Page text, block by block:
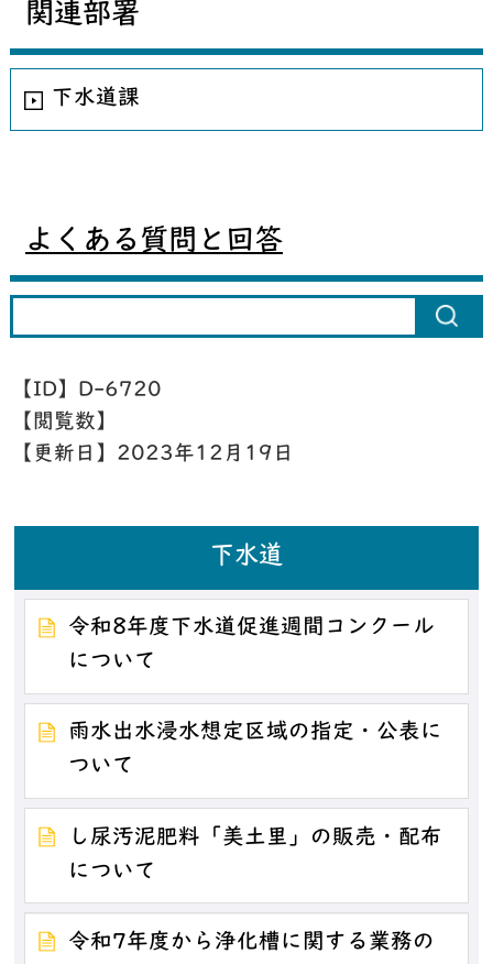
関連部署
下水道課
よくある質問と回答
【ID】 D-6720
【閲覧数】
【更新日】 2023年12月19日
下水道
令和8年度下水道促進週間コンクール
について
雨水出水浸水想定区域の指定・公表に
ついて
し尿汚泥肥料「美土里」の販売・配布
について
令和7年度から浄化槽に関する業務の